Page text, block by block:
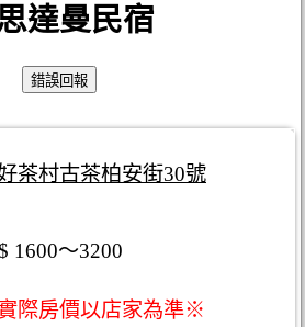
達曼民宿
茶村古茶柏安街30號
1600～3200
際房價以店家為準※